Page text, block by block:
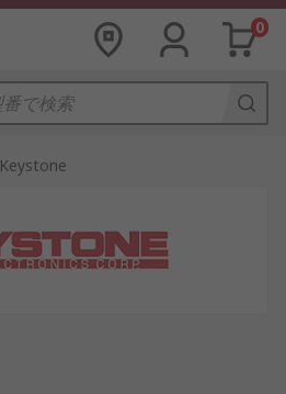
0
Keystone